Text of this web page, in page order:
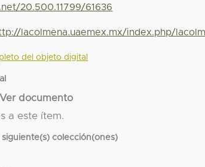
20.500.11799/61636
lacolmena.uaemex.mx/index.php/
del objeto digital
Ver documento
a este ítem.
colección(ones)